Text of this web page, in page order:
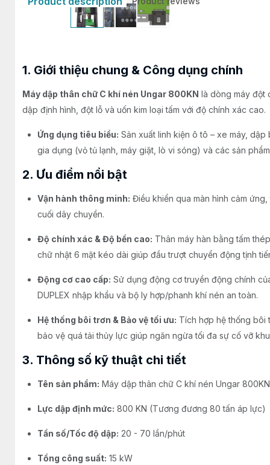
1. Giới thiệu chung & Công dụng chính
Máy dập thân chữ C khí nén Ungar 800KN là dòng máy đột
dập định hình, đột lỗ và uốn kim loại tấm với độ chính xác cao.
Ứng dụng tiêu biểu: Sản xuất linh kiện ô tô – xe máy,
gia dụng (vỏ tủ lạnh, máy giặt, lò vi sóng) và các sản
2. Ưu điểm nổi bật
Vận hành thông minh: Điều khiển qua màn hình cảm
cuối dây chuyền.
Độ chính xác & Độ bền cao: Thân máy hàn bằng tấm
chữ nhật 6 mặt kéo dài giúp đầu trượt chuyển động tịnh
Động cơ cao cấp: Sử dụng động cơ truyền động chính
DUPLEX nhập khẩu và bộ ly hợp/phanh khí nén an toàn.
Hệ thống bôi trơn & Bảo vệ tối ưu: Tích hợp hệ thống bôi
bảo vệ quá tải thủy lực giúp ngăn ngừa tối đa sự cố vỡ
3. Thông số kỹ thuật chi tiết
Tên sản phẩm: Máy dập thân chữ C khí nén Ungar 800KN
Lực dập định mức: 800 KN (Tương đương 80 tấn áp lực)
Tần số/Tốc độ dập: 20 - 70 lần/phút
Tổng công suất: 15 kW